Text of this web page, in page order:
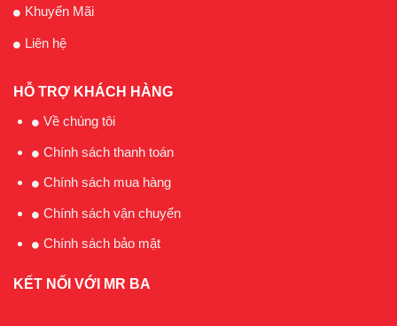
Khuyến Mãi
Liên hệ
HỖ TRỢ KHÁCH HÀNG
Về chúng tôi
Chính sách thanh toán
Chính sách mua hàng
Chính sách vận chuyển
Chính sách bảo mật
KẾT NỐI VỚI MR BA